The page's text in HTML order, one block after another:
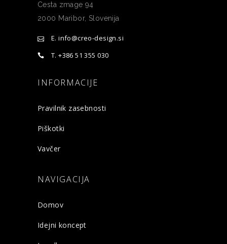
Cesta zmage 94
2000 Maribor, Slovenija
E. info@creo-design.si
T. +386 51 355 030
INFORMACIJE
Pravilnik zasebnosti
Piškotki
Vavčer
NAVIGACIJA
Domov
Idejni koncept